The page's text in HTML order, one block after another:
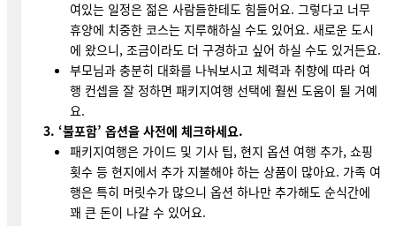
여있는 일정은 젊은 사람들한테도 힘들어요. 그렇다고 너무
휴양에 치중한 코스는 지루해하실 수도 있어요. 새로운 도시
에 왔으니, 조금이라도 더 구경하고 싶어 하실 수도 있거든요.
부모님과 충분히 대화를 나눠보시고 체력과 취향에 따라 여
행 컨셉을 잘 정하면 패키지여행 선택에 훨씬 도움이 될 거예
요.
3. ‘불포함’ 옵션을 사전에 체크하세요.
패키지여행은 가이드 및 기사 팁, 현지 옵션 여행 추가, 쇼핑
횟수 등 현지에서 추가 지불해야 하는 상품이 많아요. 가족 여
행은 특히 머릿수가 많으니 옵션 하나만 추가해도 순식간에
꽤 큰 돈이 나갈 수 있어요.